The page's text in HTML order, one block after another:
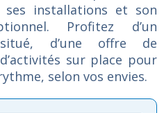
ses installations et son
Profitez d’un
situé, d’une offre de
d’activités sur place pour
selon vos envies.